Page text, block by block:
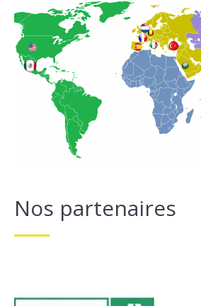
Nos partenaires